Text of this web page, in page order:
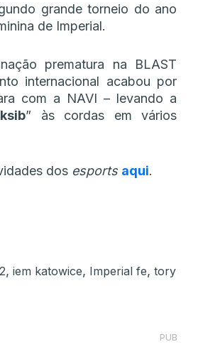
grande torneio do ano
de Imperial.
prematura na BLAST
internacional acabou por
com a NAVI – levando a
” às cordas em vários
dos esports aqui.
, iem katowice, Imperial fe, tory
PUB